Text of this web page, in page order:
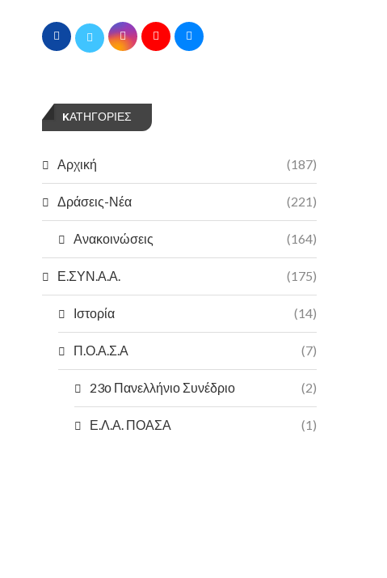
KΑΤΗΓΟΡΊΕΣ
Αρχική (187)
Δράσεις-Νέα (221)
Ανακοινώσεις (164)
Ε.ΣΥΝ.Α.Α. (175)
Ιστορία (14)
Π.Ο.Α.Σ.Α (7)
23ο Πανελλήνιο Συνέδριο (2)
Ε.Λ.Α. ΠΟΑΣΑ (1)